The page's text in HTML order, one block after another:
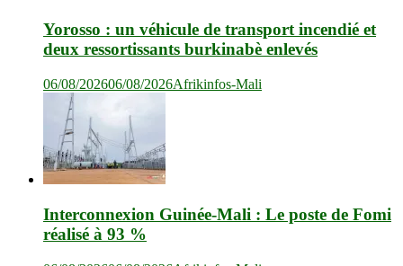
Yorosso : un véhicule de transport incendié et
deux ressortissants burkinabè enlevés
06/08/202606/08/2026Afrikinfos-Mali
Interconnexion Guinée-Mali : Le poste de Fomi
réalisé à 93 %